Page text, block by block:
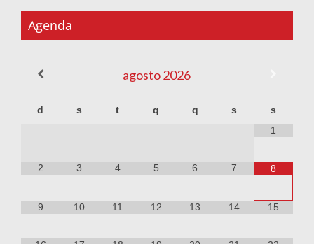
Agenda
agosto2026
d s t q q s
s
1
2 3 4 5 6 7 8
9 10 11 12 13 14 15